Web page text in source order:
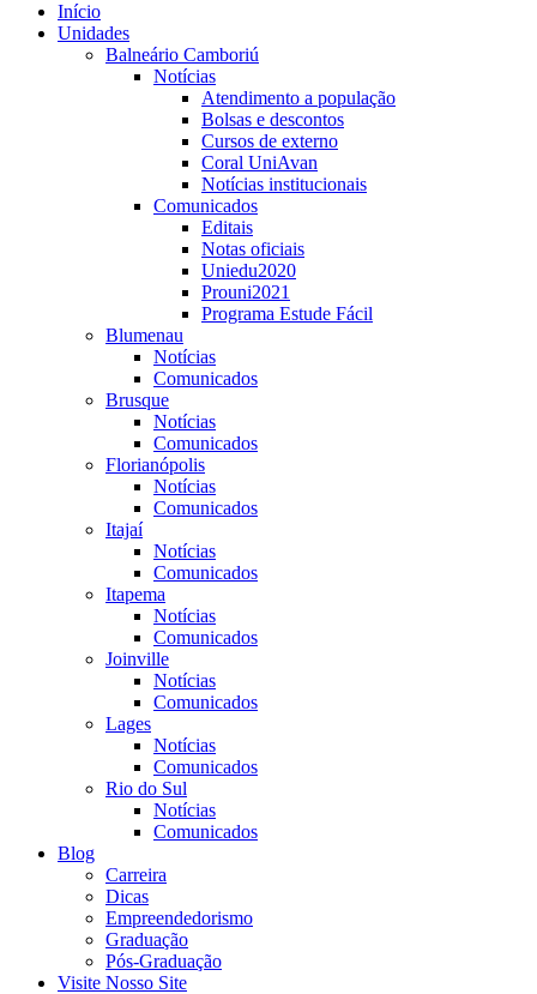
Início
Unidades
Balneário Camboriú
Notícias
Atendimento a população
Bolsas e descontos
Cursos de externo
Coral UniAvan
Notícias institucionais
Comunicados
Editais
Notas oficiais
Uniedu2020
Prouni2021
Programa Estude Fácil
Blumenau
Notícias
Comunicados
Brusque
Notícias
Comunicados
Florianópolis
Notícias
Comunicados
Itajaí
Notícias
Comunicados
Itapema
Notícias
Comunicados
Joinville
Notícias
Comunicados
Lages
Notícias
Comunicados
Rio do Sul
Notícias
Comunicados
Blog
Carreira
Dicas
Empreendedorismo
Graduação
Pós-Graduação
Visite Nosso Site